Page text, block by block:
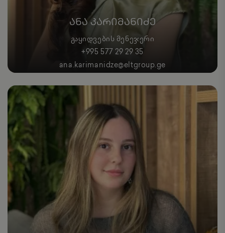
ᲐᲜᲐ ᲙᲐᲠᲘᲛᲐᲜᲘᲫᲔ
ᲒᲐᲧᲘᲓᲕᲔᲑᲘᲡ ᲛᲔᲜᲔᲯᲔᲠᲘ
+995 577 29 29 35
ana.karimanidze@eltgroup.ge